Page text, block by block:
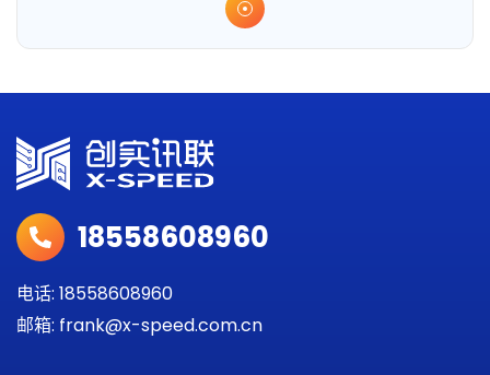
18558608960
电话: 18558608960
邮箱: frank@x-speed.com.cn